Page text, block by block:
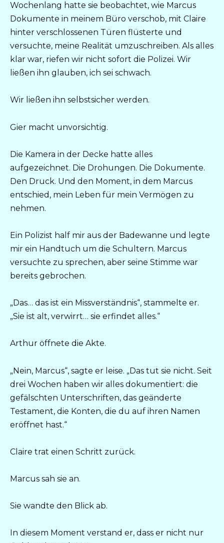
Wochenlang hatte sie beobachtet, wie Marcus
Dokumente in meinem Büro verschob, mit Claire
hinter verschlossenen Türen flüsterte und
versuchte, meine Realität umzuschreiben. Als alles
klar war, riefen wir nicht sofort die Polizei. Wir
ließen ihn glauben, ich sei schwach.
Wir ließen ihn selbstsicher werden.
Gier macht unvorsichtig.
Die Kamera in der Decke hatte alles
aufgezeichnet. Die Drohungen. Die Dokumente.
Den Druck. Und den Moment, in dem Marcus
entschied, mein Leben für mein Vermögen zu
nehmen.
Ein Polizist half mir aus der Badewanne und legte
mir ein Handtuch um die Schultern. Marcus
versuchte zu sprechen, aber seine Stimme war
bereits gebrochen.
„Das… das ist ein Missverständnis“, stammelte er.
„Sie ist alt, verwirrt… sie erfindet alles.“
Arthur öffnete die Akte.
„Nein, Marcus“, sagte er leise. „Das tut sie nicht. Seit
drei Wochen haben wir alles dokumentiert: die
gefälschten Unterschriften, das geänderte
Testament, die Konten, die du auf ihren Namen
eröffnet hast.“
Claire trat einen Schritt zurück.
Marcus sah sie an.
Sie wandte den Blick ab.
In diesem Moment verstand er, dass er nicht nur